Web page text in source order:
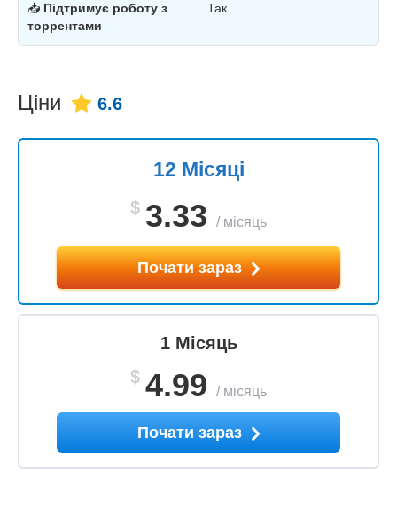
📥 Підтримує роботу з
торрентами
Так
Ціни 6.6
12 Місяці
$ 3.33 / місяць
Почати зараз
1 Місяць
$ 4.99 / місяць
Почати зараз